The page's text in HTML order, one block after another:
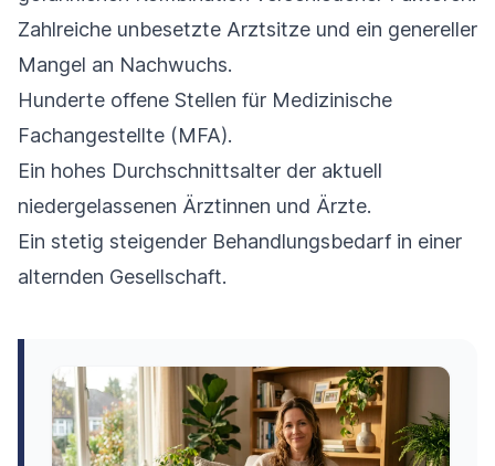
Zahlreiche unbesetzte Arztsitze und ein genereller
Mangel an Nachwuchs.
Hunderte offene Stellen für Medizinische
Fachangestellte (MFA).
Ein hohes Durchschnittsalter der aktuell
niedergelassenen Ärztinnen und Ärzte.
Ein stetig steigender Behandlungsbedarf in einer
alternden Gesellschaft.